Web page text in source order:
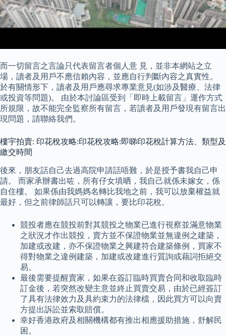
而一切留言之言論只代表留言者個人意 見，並非本網站之立
場，讀者及用戶不應信賴內容，並應自行判斷內容之真實性。
於有關情形下，讀者及用戶應尋求專業意見(如涉及醫療、法律
或投資等問題)。 由於本討論區受到「即時上載留言」運作方式
所規限，故不能完全監察所有留言，若讀者及用戶發現有留言出
現問題，請聯絡我們。
樓宇拍賣: 印花稅攻略:印花稅攻略:即睇印花稅計算方法、類型及
繳交時間
後來，朋友話自己去過高院申請話唔難，於是授予書我自己申
請。 而家承辦書出咗，所有仔女填晒，我自己就係未嫁女，係
自住樓。 如果係由我媽媽名轉比我地之前，我可以放棄權益就
最好，但之前律師話只可以轉讓，要比印花稅。
競投者應在競投前對其競投之物業已進行視察並滿意物業
之狀況才作出競投，賣方並不保證物業並無違例之建築，
加建或改建，亦不保證物業之興建符合建築條例，買家不
得對物業之違例建築，加建或改建進行質詢或藉詞拒絕交
易。
最後需要提醒賣家，如果在簽訂臨時買賣合同和收取臨時
訂金後，若突然改變主意並終止買賣交易，由於已經簽訂
了具有法律效力及具約束力的法律檔，因此買方可以向賣
方提出訴訟並索取賠償。
幸好香港政府及相關機構都有推出相應援助措施，舒解民
困。